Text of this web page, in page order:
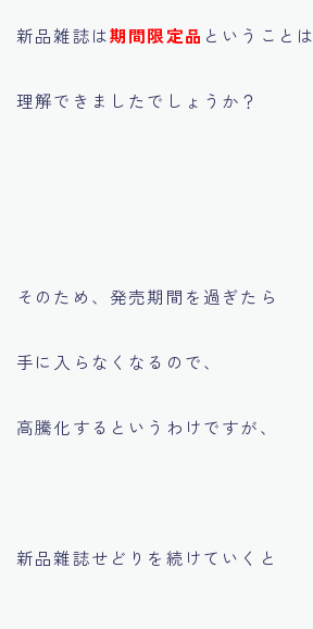
新品雑誌は期間限定品 ということは
理解できましたでしょうか？
そのため、発売期間を過ぎたら
手に入らなくなるので、
高騰化するというわけですが、
新品雜誌せどりを続けていくと